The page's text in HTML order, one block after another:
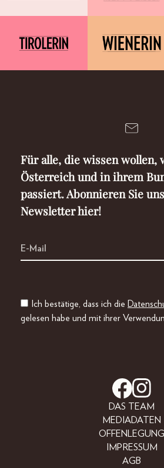
Für alle, die wissen wollen,
Österreich und in ihrem
passiert. Abonnieren Sie
Newsletter hier!
Ich bestätige, dass ich die
gelesen habe und mit ihrer
DAS TEAM
MEDIADATEN
OFFENLEGUNG
IMPRESSUM
AGB